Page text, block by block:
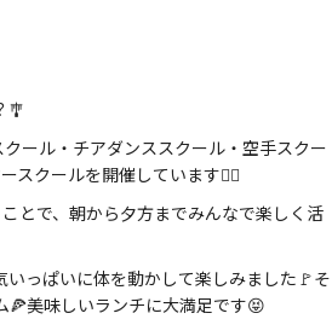
🎐
ール・チアダンススクール・空手スクー
スクールを開催しています🏄‍♂️
とで、朝から夕方までみんなで楽しく活
いっぱいに体を動かして楽しみました🚩そ
🍕美味しいランチに大満足です😝